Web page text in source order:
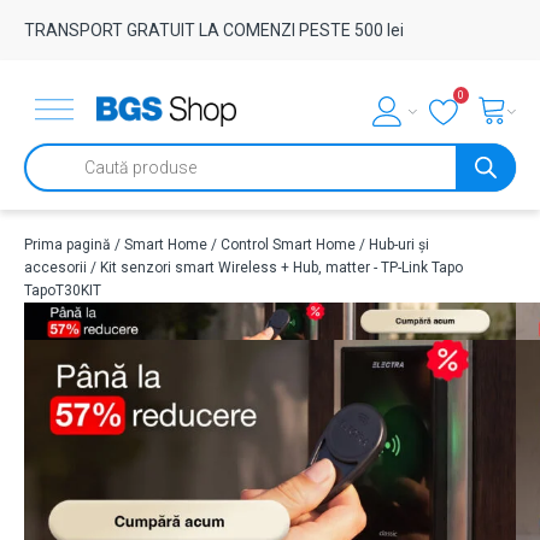
TRANSPORT GRATUIT LA COMENZI PESTE 500 lei
0
Products
search
Prima pagină / Smart Home / Control Smart Home / Hub-uri și
accesorii / Kit senzori smart Wireless + Hub, matter - TP-Link Tapo
TapoT30KIT